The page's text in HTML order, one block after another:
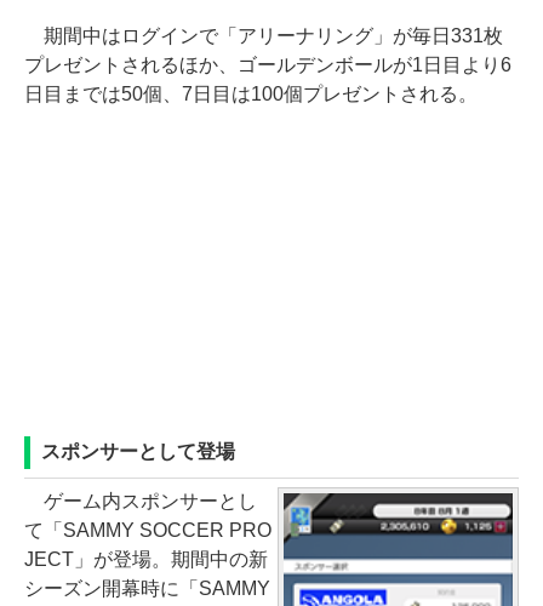
期間中はログインで「アリーナリング」が毎日331枚
プレゼントされるほか、ゴールデンボールが1日目より6
日目までは50個、7日目は100個プレゼントされる。
スポンサーとして登場
ゲーム内スポンサーとし
て「SAMMY SOCCER PRO
JECT」が登場。期間中の新
シーズン開幕時に「SAMMY